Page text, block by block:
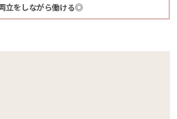
立をしながら働ける◎